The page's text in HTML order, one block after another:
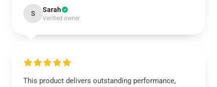
S Sarah
Verified owner
This product delivers outstanding performance,